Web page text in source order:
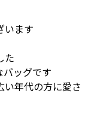
います
た
バッグです
年代の方に愛さ